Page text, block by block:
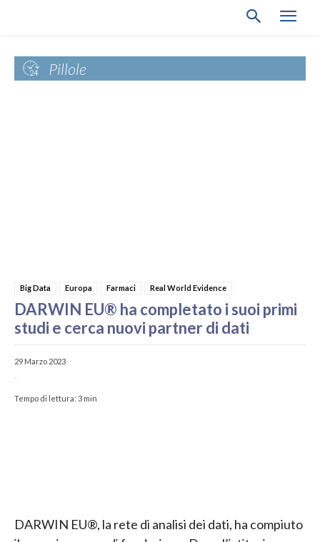
Pillole
Big Data Europa Farmaci Real World Evidence
DARWIN EU® ha completato i suoi primi
studi e cerca nuovi partner di dati
29 Marzo 2023
-
Tempo di lettura: 3 min
DARWIN EU®, la rete di analisi dei dati, ha compiuto